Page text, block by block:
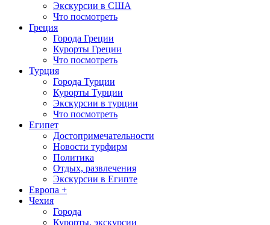
Экскурсии в США
Что посмотреть
Греция
Города Греции
Курорты Греции
Что посмотреть
Турция
Города Турции
Курорты Турции
Экскурсии в турции
Что посмотреть
Египет
Достопримечательности
Новости турфирм
Политика
Отдых, развлечения
Экскурсии в Египте
Европа +
Чехия
Города
Курорты, экскурсии